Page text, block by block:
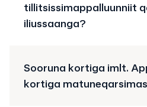
tillitsissimappalluunniit
iliussaanga?
Sooruna kortiga imlt.
kortiga